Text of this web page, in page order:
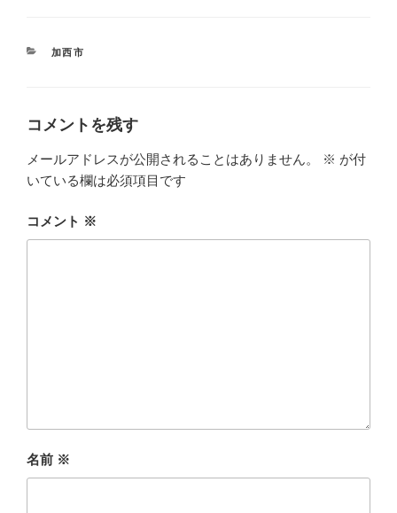
カ
加西市
コメントを残す
メールアドレスが公開されることはありません。 ※ が付
いている欄は必須項目です
コメント ※
名前 ※